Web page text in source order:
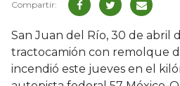
San Juan del Río, 30 de abril
tractocamión con remolque
incendió este jueves en el